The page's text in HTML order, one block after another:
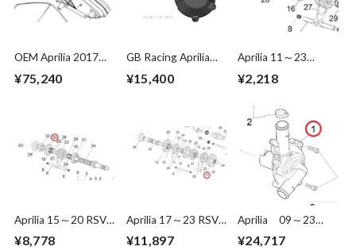
OEM Aprilia 2017～
1000/1100 Digital
¥75,240
GB Racing Aprilia
1000/1100 ジェネ
¥15,400
Aprilia 11～23
/1100 Ball bearing
¥2,218
Aprilia 15～20 RSV4
the sec. Z=27
¥8,778
Aprilia 17～23 RSV4
wheel gear Z=39
¥11,897
Aprilia 09～23
/1100 Water pump
¥24,717